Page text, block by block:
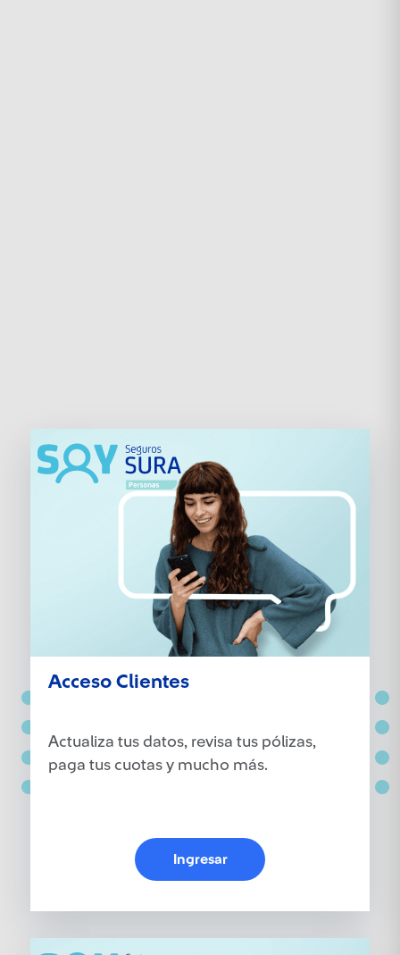
Acceso Clientes
Actualiza tus datos, revisa tus pólizas,
paga tus cuotas y mucho más.
Ingresar